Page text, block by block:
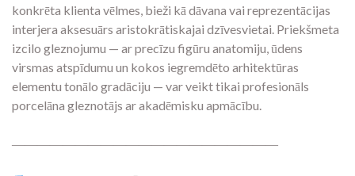
konkrēta klienta vēlmes, bieži kā dāvana vai reprezentācijas
interjera aksesuārs aristokrātiskajai dzīvesvietai. Priekšmeta
izcilo gleznojumu — ar precīzu figūru anatomiju, ūdens
virsmas atspīdumu un kokos iegremdēto arhitektūras
elementu tonālo gradāciju — var veikt tikai profesionāls
porcelāna gleznotājs ar akadēmisku apmācību.
―――――――――――――――――――――